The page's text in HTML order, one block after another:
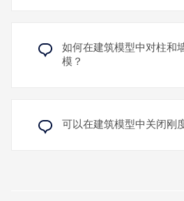
如何在建筑模型中对柱和
模？
可以在建筑模型中关闭刚